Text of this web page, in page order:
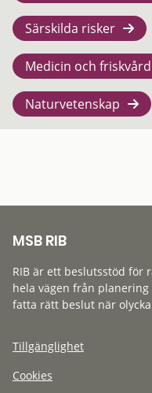
Särskilda risker
Medicin och friskvård
Naturvetenskap
MSB RIB
RIB är ett beslutsstöd för
hela vägen från
fatta rätt beslut när
Tillgänglighet
Cookies